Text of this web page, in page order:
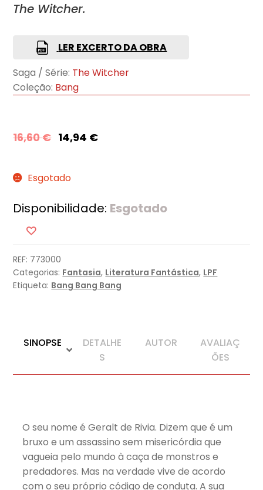
The Witcher.
LER EXCERTO DA OBRA
Saga / Série: The Witcher
Coleção: Bang
16,60€ 14,94 €
Esgotado
Disponibilidade: Esgotado
REF: 773000
Categorias: Fantasia, Literatura Fantástica, LPF
Etiqueta: Bang Bang Bang
SINOPSE
DETALHE
S
AUTOR
AVALIAÇ
ÕES
O seu nome é Geralt de Rivia. Dizem que é um
bruxo e um assassino sem misericórdia que
vagueia pelo mundo à caça de monstros e
predadores. Mas na verdade vive de acordo
com o seu próprio código de conduta. A sua